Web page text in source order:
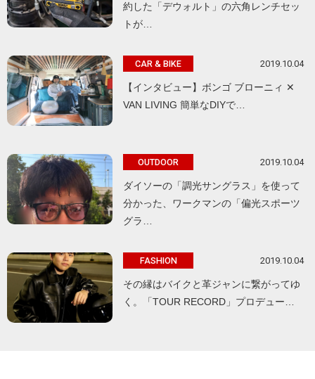
約した「デウォルト」の六角レンチセッ
トが…
CAR & BIKE 2019.10.04
【インタビュー】ボンゴ ブローニィ ✕
VAN LIVING 簡単なDIYで…
OUTDOOR 2019.10.04
ダイソーの「調光サングラス」を使って
分かった、ワークマンの「偏光スポーツ
グラ…
FASHION 2019.10.04
その縁はバイクと革ジャンに繋がってゆ
く。「TOUR RECORD」プロデュー…